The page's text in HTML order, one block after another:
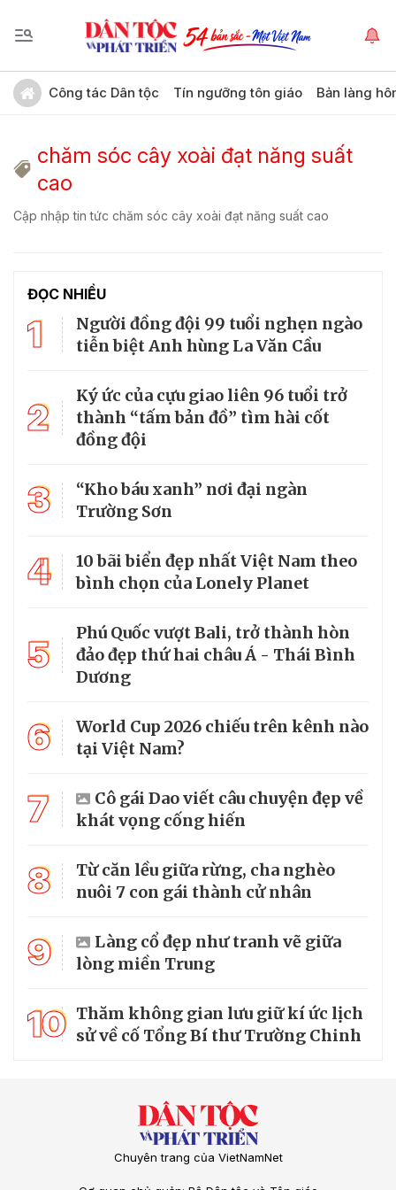
Công tác Dân tộc Tín ngưỡng tôn giáo Bản làng
chăm sóc cây xoài đạt năng suất
cao
Cập nhập tin tức chăm sóc cây xoài đạt năng suất cao
ĐỌC NHIỀU
1
Người đồng đội 99 tuổi nghẹn ngào
tiễn biệt Anh hùng La Văn Cầu
2
Ký ức của cựu giao liên 96 tuổi trở
thành “tấm bản đồ” tìm hài cốt
đồng đội
3
“Kho báu xanh” nơi đại ngàn
Trường Sơn
4
10 bãi biển đẹp nhất Việt Nam theo
bình chọn của Lonely Planet
5
Phú Quốc vượt Bali, trở thành hòn
đảo đẹp thứ hai châu Á - Thái Bình
Dương
6
World Cup 2026 chiếu trên kênh nào
tại Việt Nam?
7
Cô gái Dao viết câu chuyện đẹp về
khát vọng cống hiến
8
Từ căn lều giữa rừng, cha nghèo
nuôi 7 con gái thành cử nhân
9
Làng cổ đẹp như tranh vẽ giữa
lòng miền Trung
10 Thăm không gian lưu giữ kí ức lịch
sử về cố Tổng Bí thư Trường Chinh
Chuyên trang của VietNamNet